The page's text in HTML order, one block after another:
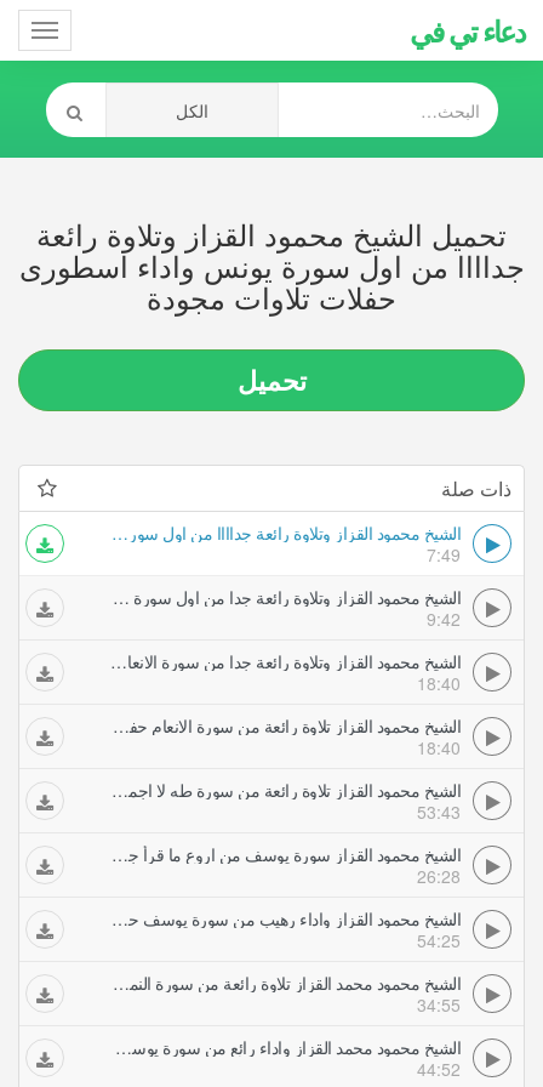
دعاء تي في
تحميل الشيخ محمود القزاز وتلاوة رائعة
جداااا من اول سورة يونس واداء اسطورى
حفلات تلاوات مجودة
تحميل
ذات صلة
الشيخ محمود القزاز وتلاوة رائعة جداااا من اول سورة يونس واداء اسطورى حفلات تلاوات مجودة
7:49
الشيخ محمود القزاز وتلاوة رائعة جدا من اول سورة يونس واداء اسطورى حفلات تلاوات مجودة
9:42
الشيخ محمود القزاز وتلاوة رائعة جدا من سورة الانعام حفلات تلاوات مجودة
18:40
الشيخ محمود القزاز تلاوة رائعة من سورة الانعام حفلات تلاوات مجودة
18:40
الشيخ محمود القزاز تلاوة رائعة من سورة طه لا اجمل من ذلك حفلات تلاوات مجودة
53:43
الشيخ محمود القزاز سورة يوسف من اروع ما قرأ جزء اول حفلات تلاوات مجودة
26:28
الشيخ محمود القزاز واداء رهيب من سورة يوسف حفلات تلاوات مجودة
54:25
الشيخ محمود محمد القزاز تلاوة رائعة من سورة النمل حفلات تلاوات مجودة
34:55
الشيخ محمود محمد القزاز واداء رائع من سورة يوسف حفلات تلاوات مجودة
44:52